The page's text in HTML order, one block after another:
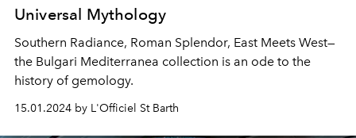
Universal Mythology
Southern Radiance, Roman Splendor, East Meets West—
the Bulgari Mediterranea collection is an ode to the
history of gemology.
15.01.2024 by L'Officiel St Barth